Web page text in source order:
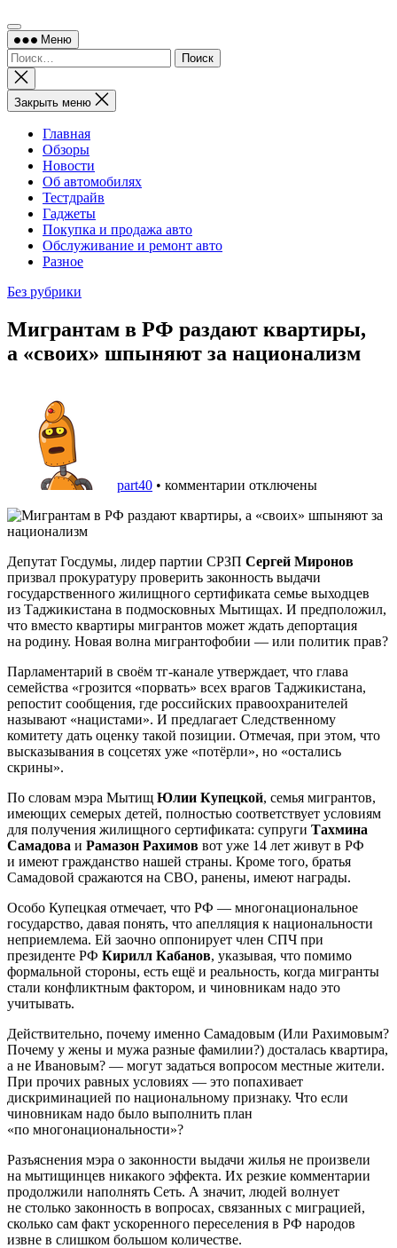
Меню
Найти:
Закрыть
поиск
Закрыть меню
Главная
Обзоры
Новости
Об автомобилях
Тестдрайв
Гаджеты
Покупка и продажа авто
Обслуживание и ремонт авто
Разное
Без рубрики
Мигрантам в РФ раздают квартиры,
а «своих» шпыняют за национализм
part40 • комментарии отключены
Депутат Госдумы, лидер партии СРЗП Сергей Миронов
призвал прокуратуру проверить законность выдачи
государственного жилищного сертификата семье выходцев
из Таджикистана в подмосковных Мытищах. И предположил,
что вместо квартиры мигрантов может ждать депортация
на родину. Новая волна мигрантофобии — или политик прав?
Парламентарий в своём тг-канале утверждает, что глава
семейства «грозится «порвать» всех врагов Таджикистана,
репостит сообщения, где российских правоохранителей
называют «нацистами». И предлагает Следственному
комитету дать оценку такой позиции. Отмечая, при этом, что
высказывания в соцсетях уже «потёрли», но «остались
скрины».
По словам мэра Мытищ Юлии Купецкой, семья мигрантов,
имеющих семерых детей, полностью соответствует условиям
для получения жилищного сертификата: супруги Тахмина
Самадова и Рамазон Рахимов вот уже 14 лет живут в РФ
и имеют гражданство нашей страны. Кроме того, братья
Самадовой сражаются на СВО, ранены, имеют награды.
Особо Купецкая отмечает, что РФ — многонациональное
государство, давая понять, что апелляция к национальности
неприемлема. Ей заочно оппонирует член СПЧ при
президенте РФ Кирилл Кабанов, указывая, что помимо
формальной стороны, есть ещё и реальность, когда мигранты
стали конфликтным фактором, и чиновникам надо это
учитывать.
Действительно, почему именно Самадовым (Или Рахимовым?
Почему у жены и мужа разные фамилии?) досталась квартира,
а не Ивановым? — могут задаться вопросом местные жители.
При прочих равных условиях — это попахивает
дискриминацией по национальному признаку. Что если
чиновникам надо было выполнить план
«по многонациональности»?
Разъяснения мэра о законности выдачи жилья не произвели
на мытищинцев никакого эффекта. Их резкие комментарии
продолжили наполнять Сеть. А значит, людей волнует
не столько законность в вопросах, связанных с миграцией,
сколько сам факт ускоренного переселения в РФ народов
извне в слишком большом количестве.